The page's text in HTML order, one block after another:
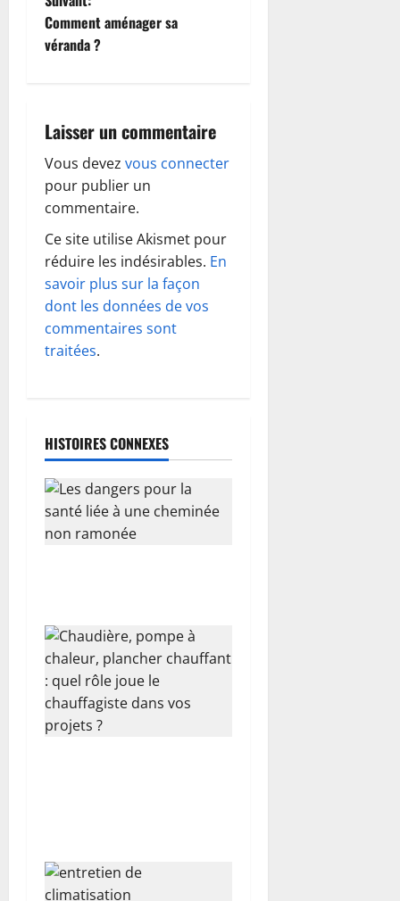
i
t
i
o
n
d
’
a
t
i
c
Comment aménager sa
véranda ?
Laisser un commentaire
Vous devez vous connecter
pour publier un
commentaire.
Ce site utilise Akismet pour
réduire les indésirables. En
savoir plus sur la façon
dont les données de vos
commentaires sont
traitées.
HISTOIRES CONNEXES